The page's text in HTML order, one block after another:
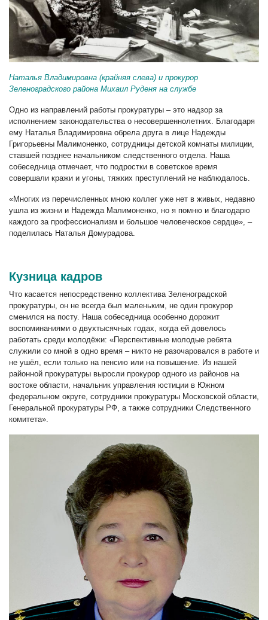
Наталья Владимировна (крайняя слева) и прокурор
Зеленоградского района Михаил Руденя на службе
Одно из направлений работы прокуратуры – это надзор за
исполнением законодательства о несовершеннолетних. Благодаря
ему Наталья Владимировна обрела друга в лице Надежды
Григорьевны Малимоненко, сотрудницы детской комнаты милиции,
ставшей позднее начальником следственного отдела. Наша
собеседница отмечает, что подростки в советское время
совершали кражи и угоны, тяжких преступлений не наблюдалось.
«Многих из перечисленных мною коллег уже нет в живых, недавно
ушла из жизни и Надежда Малимоненко, но я помню и благодарю
каждого за профессионализм и большое человеческое сердце», –
поделилась Наталья Домурадова.
Кузница кадров
Что касается непосредственно коллектива Зеленоградской
прокуратуры, он не всегда был маленьким, не один прокурор
сменился на посту. Наша собеседница особенно дорожит
воспоминаниями о двухтысячных годах, когда ей довелось
работать среди молодёжи: «Перспективные молодые ребята
служили со мной в одно время – никто не разочаровался в работе и
не ушёл, если только на пенсию или на повышение. Из нашей
районной прокуратуры выросли прокурор одного из районов на
востоке области, начальник управления юстиции в Южном
федеральном округе, сотрудники прокуратуры Московской области,
Генеральной прокуратуры РФ, а также сотрудники Следственного
комитета».